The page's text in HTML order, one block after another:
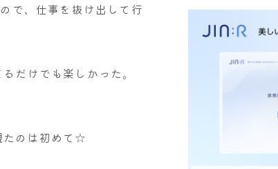
で、仕事を抜け出して行
だけでも楽しかった。
たのは初めて☆